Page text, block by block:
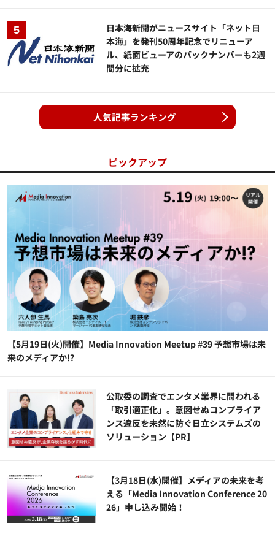
日本海新聞がニュースサイト「ネット日
本海」を発刊50周年記念でリニューア
ル、紙面ビューアのバックナンバーも2週
間分に拡充
人気記事ランキング
ピックアップ
【5月19日(火)開催】Media Innovation Meetup #39 予想市場は未
来のメディアか!?
公​​取委の調査でエンタメ業界に問われる
「取引適正化」。意図せぬコンプライア
ンス違反を未然に防ぐ日立システムズの
ソリューション​【PR】
【3月18日(水)開催】メディアの未来を考
える「Media Innovation Conference 20
26」申し込み開始！